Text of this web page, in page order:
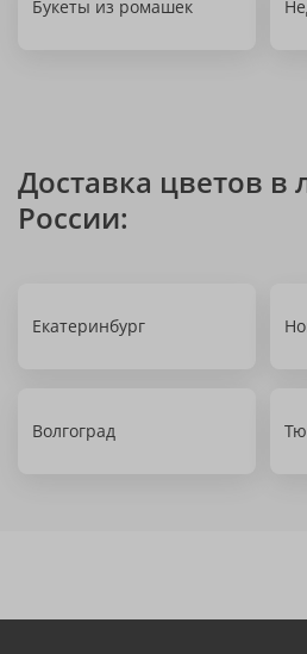
Букеты из ромашек
Доставка цветов в
России:
Екатеринбург
Волгоград